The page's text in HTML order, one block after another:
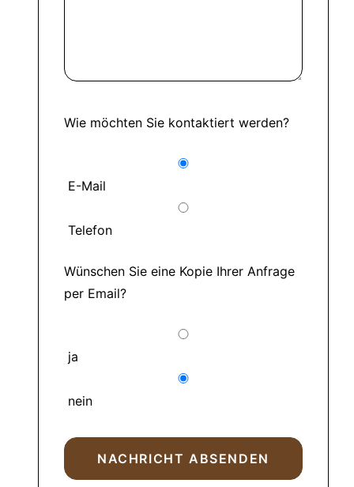
Wie möchten Sie kontaktiert werden?
E-Mail
Telefon
Wünschen Sie eine Kopie Ihrer Anfrage
per Email?
ja
nein